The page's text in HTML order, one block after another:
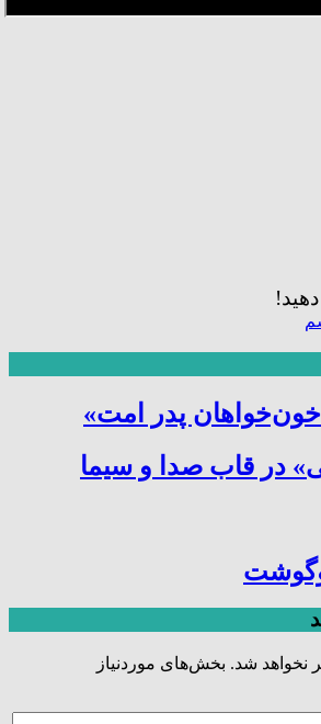
پدر امت»
در قاب صدا و سیما
نخواهد شد. بخش‌های موردنیاز